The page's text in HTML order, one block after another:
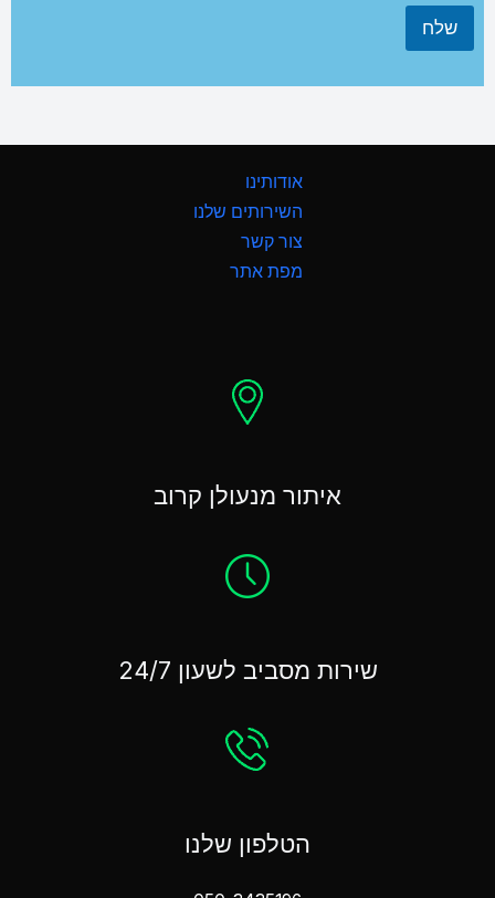
שלח
אודותינו
השירותים שלנו
צור קשר
מפת אתר
איתור מנעולן קרוב
שירות מסביב לשעון 24/7
הטלפון שלנו